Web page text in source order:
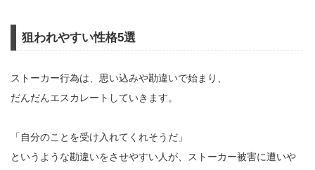
狙われやすい性格5選
ストーカー行為は、思い込みや勘違いで始まり、
だんだんエスカレートしていきます。
「自分のことを受け入れてくれそうだ」
というような勘違いをさせやすい人が、ストーカー被害に遭いや